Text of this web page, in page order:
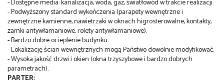
- Dostępne media: kanalizacja, woda, gaz, światłowód w trakcie realizacji.
- Podwyższony standard wykończenia (parapety wewnętrzne i
zewnętrzne kamienne, nawietrzaki w oknach higrosterowalne, kontakty,
zamki antywłamaniowe, rolety antywłamaniowe).
- Bardzo dobre ocieplenie budynku.
- Lokalizację ścian wewnętrznych mogą Państwo dowolnie modyfikować.
- Wysoka jakość drzwi i okien (okna trzyszybowe i bardzo dobrych
parametrach).
PARTER: